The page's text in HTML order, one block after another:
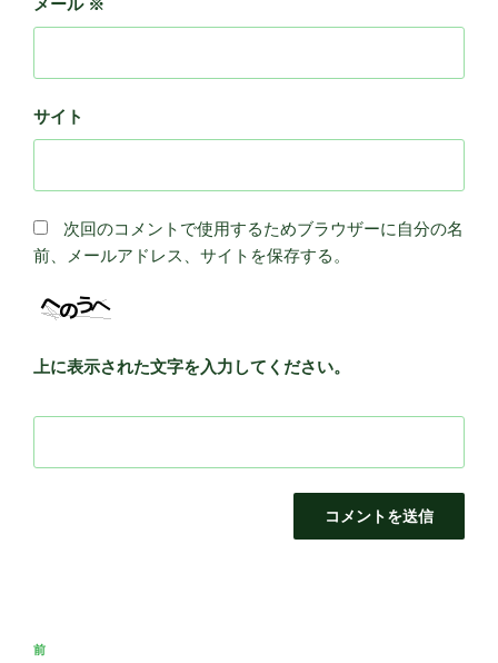
メール ※
サイト
次回のコメントで使用するためブラウザーに自分の名
前、メールアドレス、サイトを保存する。
上に表示された文字を入力してください。
投
前
前